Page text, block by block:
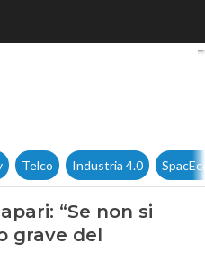
IT per la PA, Rapari:
Telco Industria 4.0
“Se non si
grave del